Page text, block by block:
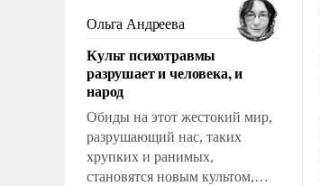
Ольга Андреева
Культ психотравмы
разрушает и человека, и
народ
Обиды на этот жестокий мир,
разрушающий нас, таких
хрупких и ранимых,
становятся новым культом,